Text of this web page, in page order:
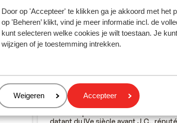
Door op 'Accepteer' te klikken ga je akkoord met het
op 'Beheren’ klikt, vind je meer informatie incl. de
kunt selecteren welke cookies je wilt toestaan. Je
wijzigen of je toestemming intrekken.
Beheren
Weigeren Accepteer
Argolis À
Arpentez la route côtière le long du
jusqu'au canal de Corinthe, qui relie la
et contemplez les paysages des
d’Argolide. Visitez ensuite le
Nauplie, niché au pied d’une falaise.
datant du IVe siècle avant J.C.,